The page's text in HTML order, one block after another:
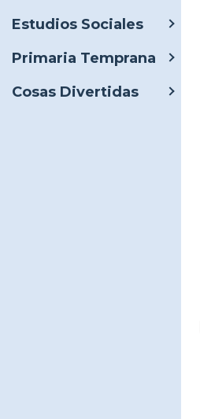
Estudios Sociales
Primaria Temprana
Cosas Divertidas